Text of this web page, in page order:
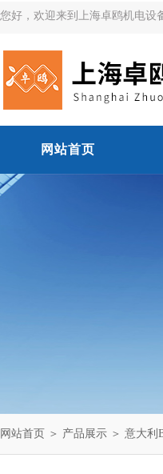
您好，欢迎来到上海卓鸥机电设
网站首页
网站首页 ＞ 产品展示 ＞ 意大利